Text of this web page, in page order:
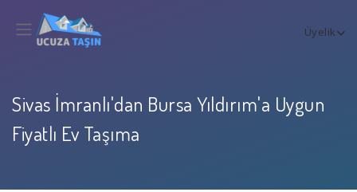
Üyelik
Sivas İmranlı'dan Bursa Yıldırım'a Uygun
Fiyatlı Ev Taşıma